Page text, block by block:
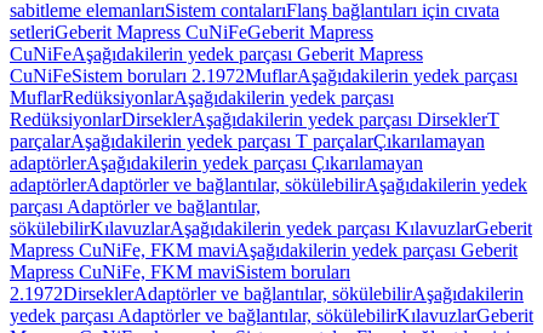
sabitleme elemanlarıSistem contalarıFlanş bağlantıları için cıvata
setleriGeberit Mapress CuNiFeGeberit Mapress
CuNiFeAşağıdakilerin yedek parçası Geberit Mapress
CuNiFeSistem boruları 2.1972MuflarAşağıdakilerin yedek parçası
MuflarRedüksiyonlarAşağıdakilerin yedek parçası
RedüksiyonlarDirseklerAşağıdakilerin yedek parçası DirseklerT
parçalarAşağıdakilerin yedek parçası T parçalarÇıkarılamayan
adaptörlerAşağıdakilerin yedek parçası Çıkarılamayan
adaptörlerAdaptörler ve bağlantılar, sökülebilirAşağıdakilerin yedek
parçası Adaptörler ve bağlantılar,
sökülebilirKılavuzlarAşağıdakilerin yedek parçası KılavuzlarGeberit
Mapress CuNiFe, FKM maviAşağıdakilerin yedek parçası Geberit
Mapress CuNiFe, FKM maviSistem boruları
2.1972DirseklerAdaptörler ve bağlantılar, sökülebilirAşağıdakilerin
yedek parçası Adaptörler ve bağlantılar, sökülebilirKılavuzlarGeberit